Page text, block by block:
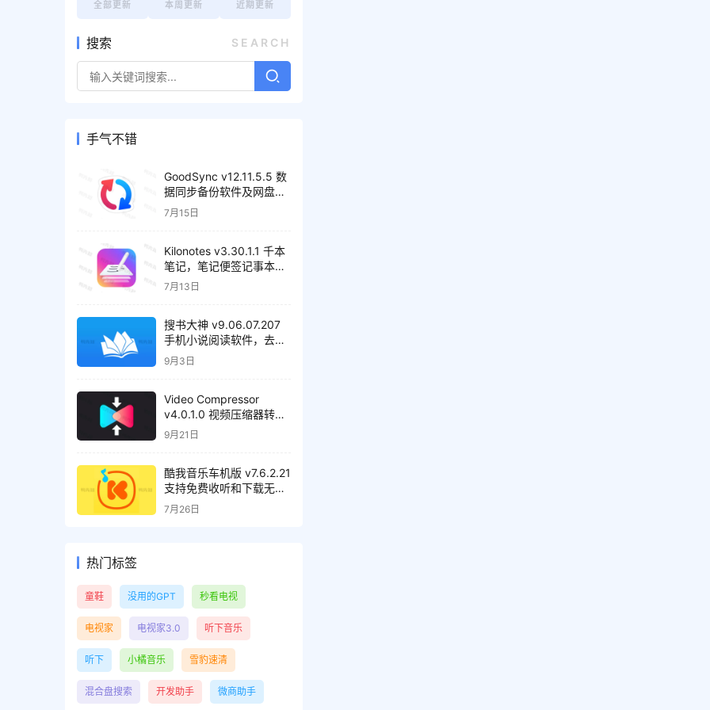
全部更新 本周更新 近期更新
搜索 SEARCH
手气不错
GoodSync v12.11.5.5 数
据同步备份软件及网盘管
理工具，解锁高级版
7月15日
Kilonotes v3.30.1.1 千本
笔记，笔记便签记事本，
解锁VIP会员版
7月13日
搜书大神 v9.06.07.207
手机小说阅读软件，去广
告清爽版
9月3日
Video Compressor
v4.0.1.0 视频压缩器转换
器，解锁高级版
9月21日
酷我音乐车机版 v7.6.2.21
支持免费收听和下载无损
音质歌曲，解锁会员绿化
版
7月26日
热门标签
童鞋 没用的GPT 秒看电视
电视家 电视家3.0 听下音乐
听下 小橘音乐 雪豹速清
混合盘搜索 开发助手 微商助手